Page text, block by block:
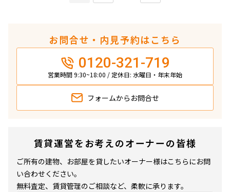
お問合せ・内見予約はこちら
0120-321-719
営業時間 9:30~18:00 / 定休日: 水曜日・年末年始
フォームから お問合せ
賃貸運営をお考えのオーナーの皆様
ご所有の建物、お部屋を貸したいオーナー様はこちらにお問
い合わせください。
無料査定、賃貸管理のご相談など、柔軟に承ります。